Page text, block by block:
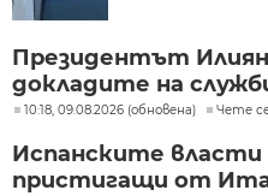
Президентът
докладите на
10:18, 09.08.2026 (обновена) Чете
Испанските власти
пристигащи от